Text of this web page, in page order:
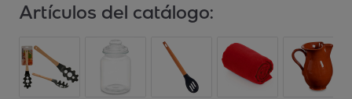
Artículos del catálogo: